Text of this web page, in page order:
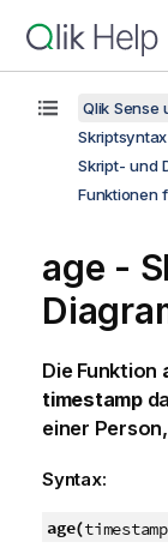
Qlik Sense
Skript- und
Funktionen
age -
Die Funktion
timestamp
einer
Syntax:
age(